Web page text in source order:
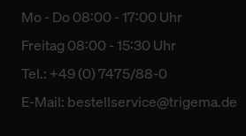
Mo - Do 08:00 - 17:00 Uhr
Freitag 08:00 - 15:30 Uhr
Tel.: +49 (0) 7475/88-0
E-Mail: bestellservice@trigema.de